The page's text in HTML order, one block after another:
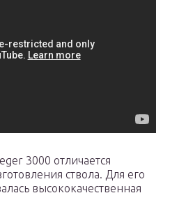
3000 отличается
ствола. Для его
высококачественная